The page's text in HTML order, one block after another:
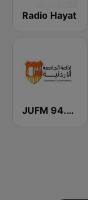
Radio Hayat
JUFM 94.9 (إذاعة الجامعة الأردنية)